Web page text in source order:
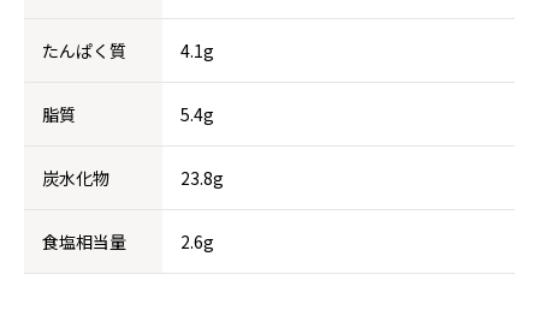
たんぱく質 4.1g
脂質 5.4g
炭水化物 23.8g
食塩相当量 2.6g